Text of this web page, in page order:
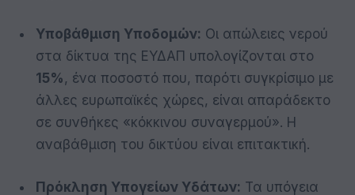
Υποβάθμιση Υποδομών: Οι απώλειες νερού
στα δίκτυα της ΕΥΔΑΠ υπολογίζονται στο
15% , ένα ποσοστό που, παρότι συγκρίσιμο με
άλλες ευρωπαϊκές χώρες, είναι απαράδεκτο
σε συνθήκες «κόκκινου συναγερμού». Η
αναβάθμιση του δικτύου είναι επιτακτική.
Πρόκληση Υπογείων Υδάτων: Τα υπόγεια